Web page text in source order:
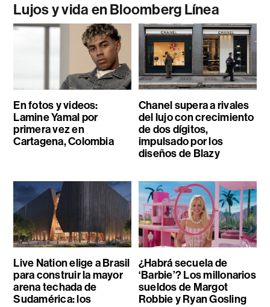
Lujos y vida en Bloomberg Línea
En fotos y videos:
Lamine Yamal por
primera vez en
Cartagena, Colombia
Chanel supera a rivales
del lujo con crecimiento
de dos dígitos,
impulsado por los
diseños de Blazy
Live Nation elige a Brasil
para construir la mayor
arena techada de
Sudamérica: los
¿Habrá secuela de
‘Barbie’? Los millonarios
sueldos de Margot
Robbie y Ryan Gosling